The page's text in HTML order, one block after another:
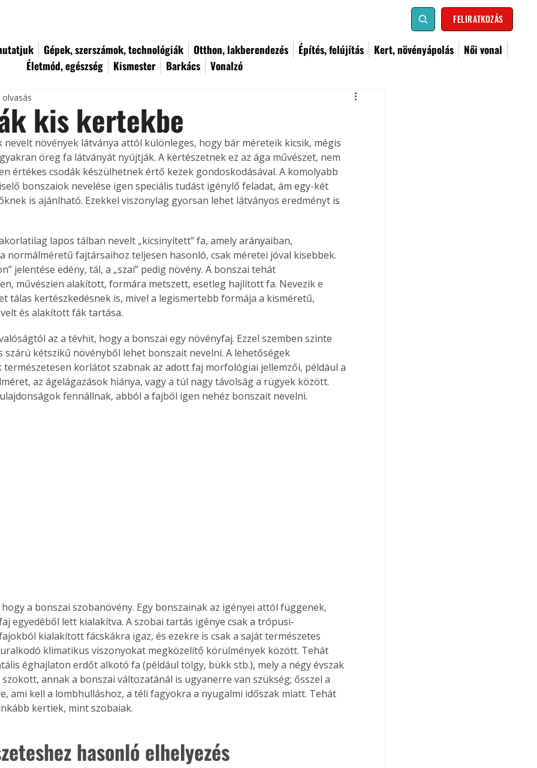
FELIRATKOZÁS
Gépek, szerszámok, technológiák Otthon, lakberendezés Építés, felújítás Kert, növényápolás
Női vonal
Életmód, egészség
Kismester Barkács Vonalzó
kis kertekbe
nevelt növények látványa attól különleges, hogy bár méreteik kicsik, mégis
öreg fa látványát nyújtják. A kertészetnek ez az ága művészet, nem
értékes csodák készülhetnek értő kezek gondoskodásával. A komolyabb
bonszaiok nevelése igen speciális tudást igénylő feladat, ám egy-két
is ajánlható. Ezekkel viszonylag gyorsan lehet látványos eredményt is
lapos tálban nevelt „kicsinyített” fa, amely arányaiban,
normálméretű fajtársaihoz teljesen hasonló, csak méretei jóval kisebbek.
jelentése edény, tál, a „szai” pedig növény. A bonszai tehát
művészien alakított, formára metszett, esetleg hajlított fa. Nevezik e
tálas kertészkedésnek is, mivel a legismertebb formája a kisméretű,
és alakított fák tartása.
az a tévhit, hogy a bonszai egy növényfaj. Ezzel szemben szinte
szárú kétszikű növényből lehet bonszait nevelni. A lehetőségek
természetesen korlátot szabnak az adott faj morfológiai jellemzői, például a
az ágelágazások hiánya, vagy a túl nagy távolság a rügyek között.
fennállnak, abból a fajból igen nehéz bonszait nevelni.
a bonszai szobanövény. Egy bonszainak az igényei attól függenek,
egyedéből lett kialakítva. A szobai tartás igénye csak a trópusi-
kialakított fácskákra igaz, és ezekre is csak a saját természetes
klimatikus viszonyokat megközelítő körülmények között. Tehát
éghajlaton erdőt alkotó fa (például tölgy, bükk stb.), mely a négy évszak
annak a bonszai változatánál is ugyanerre van szükség; ősszel a
ami kell a lombhulláshoz, a téli fagyokra a nyugalmi időszak miatt. Tehát
kertiek, mint szobaiak.
hasonló elhelyezés